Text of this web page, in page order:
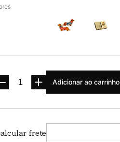
Adicionar ao carrinho